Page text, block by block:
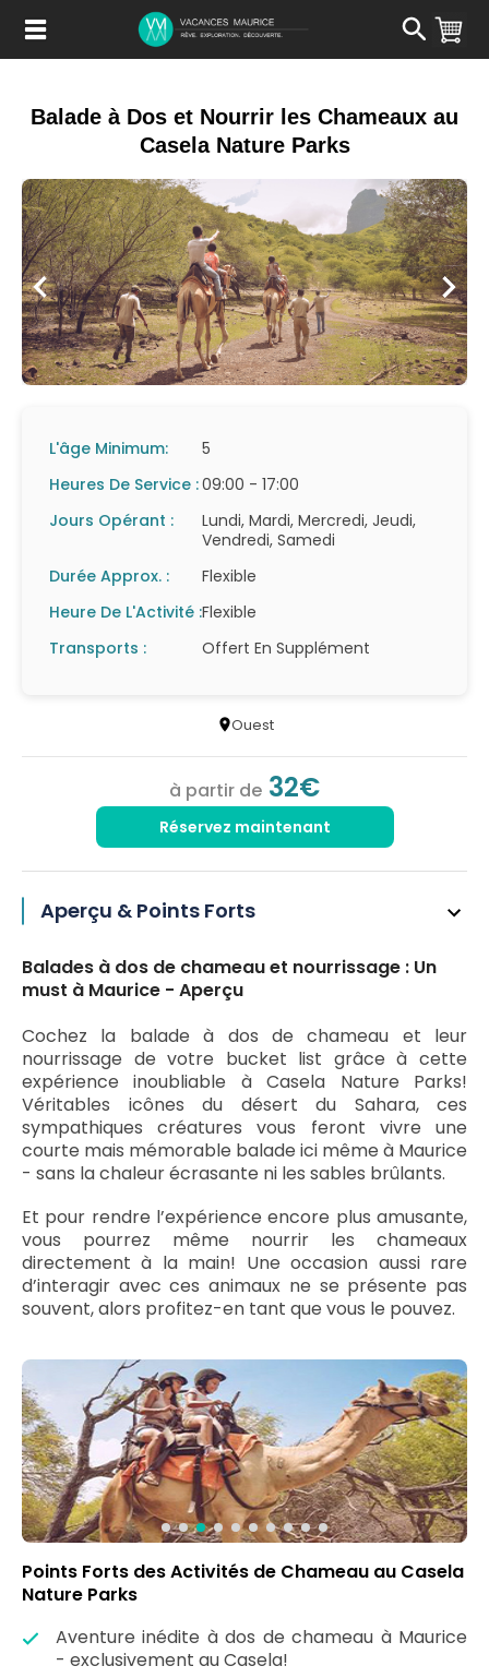
Contenu
Balade à Dos et Nourrir les Chameaux au
Casela Nature Parks
L'âge Minimum:
5
Heures De Service :09:00 - 17:00
Jours Opérant :
Lundi, Mardi, Mercredi, Jeudi,
Vendredi, Samedi
Durée Approx. :
Flexible
Heure De L'Activité :Flexible
Transports :
Offert En Supplément
Ouest
à partir de 32€
Réservez maintenant
Aperçu & Points Forts
Balades à dos de chameau et nourrissage : Un
must à Maurice - Aperçu
Cochez la balade à dos de chameau et leur
nourrissage de votre bucket list grâce à cette
expérience inoubliable à Casela Nature Parks!
Véritables icônes du désert du Sahara, ces
sympathiques créatures vous feront vivre une
courte mais mémorable balade ici même à Maurice
- sans la chaleur écrasante ni les sables brûlants.
Et pour rendre l’expérience encore plus amusante,
vous pourrez même nourrir les chameaux
directement à la main! Une occasion aussi rare
d’interagir avec ces animaux ne se présente pas
souvent, alors profitez-en tant que vous le pouvez.
Points Forts des Activités de Chameau au Casela
Nature Parks
Aventure inédite à dos de chameau à Maurice
- exclusivement au Casela!